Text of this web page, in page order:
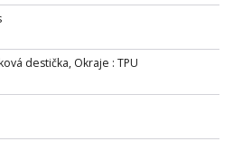
destička, Okraje : TPU